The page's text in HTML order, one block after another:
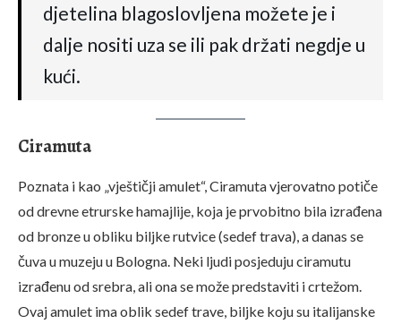
djetelina blagoslovljena možete je i
dalje nositi uza se ili pak držati negdje u
kući.
Ciramuta
Poznata i kao „vještičji amulet“, Ciramuta vjerovatno potiče
od drevne etrurske hamajlije, koja je prvobitno bila izrađena
od bronze u obliku biljke rutvice (sedef trava), a danas se
čuva u muzeju u Bologna. Neki ljudi posjeduju ciramutu
izrađenu od srebra, ali ona se može predstaviti i crtežom.
Ovaj amulet ima oblik sedef trave, biljke koju su italijanske